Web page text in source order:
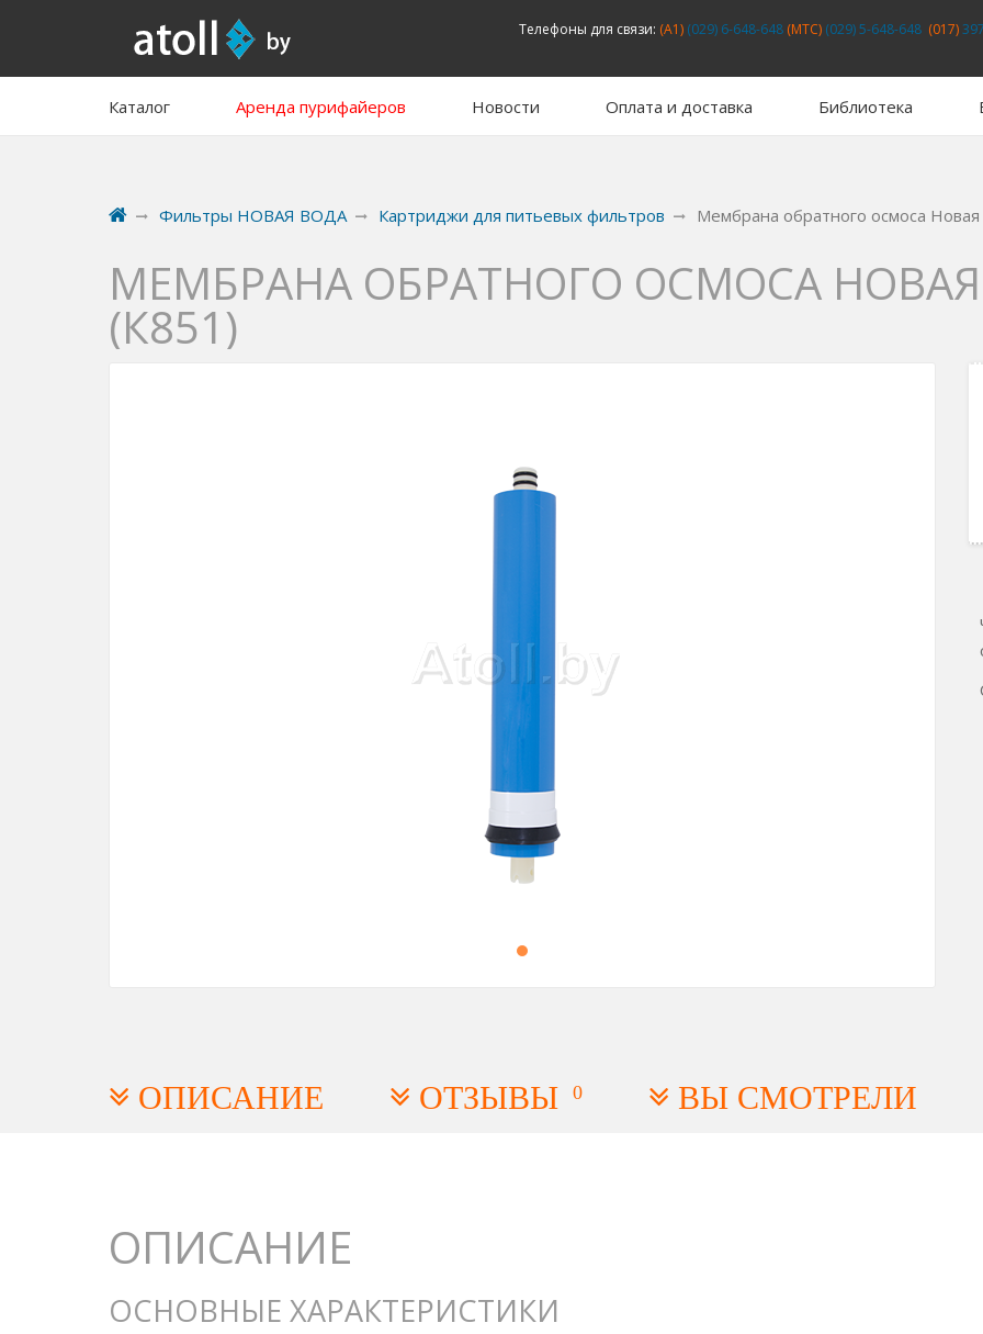
Телефоны для связи: (A1)(029) 6-648-648(MTC)(029) 5-648-648 (017)
Каталог Аренда пурифайеров Новости Оплата и доставка Библиотека
Фильтры НОВАЯ ВОДА Картриджи для питьевых фильтров Мембрана обратного осмоса
МЕМБРАНА ОБРАТНОГО ОСМОСА НОВАЯ
(К851)
ОПИСАНИЕ ОТЗЫВЫ 0 ВЫ СМОТРЕЛИ
ОПИСАНИЕ
ОСНОВНЫЕ ХАРАКТЕРИСТИКИ